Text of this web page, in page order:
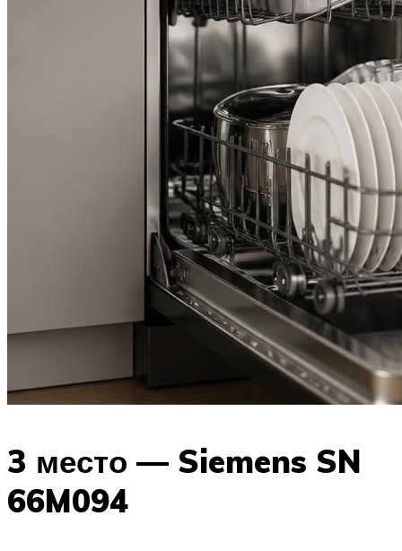
3 место — Siemens SN
66M094